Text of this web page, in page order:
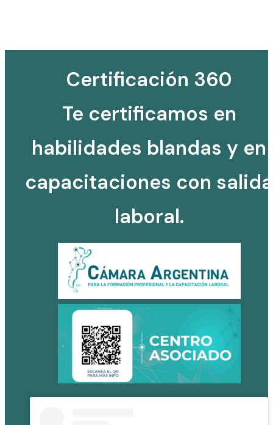
Certificación 360
Te certificamos en
habilidades blandas y en
capacitaciones con salida
laboral.